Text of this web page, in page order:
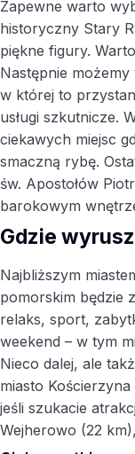
Zapewne warto
historyczny Stary
piękne figury.
Następnie
w której to
usługi szkutnicze.
ciekawych miejsc
smaczną rybę.
św. Apostołów
barokowym
Gdzie
Najbliższym
pomorskim będzie
relaks, sport,
weekend – w tym
Nieco dalej, ale
miasto
jeśli szukacie
Wejherowo (22